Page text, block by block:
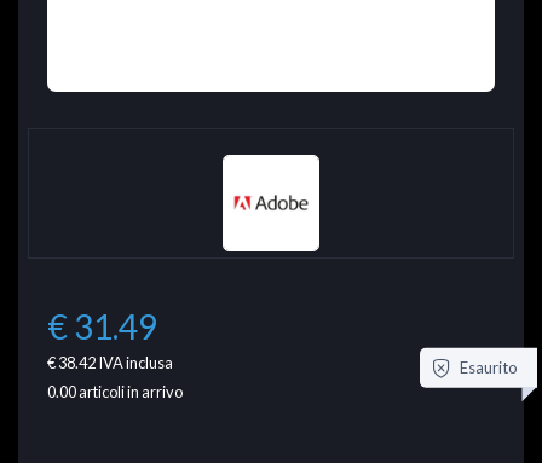
€ 31.49
€ 38.42IVA inclusa
0.00articoli in arrivo
Esaurito